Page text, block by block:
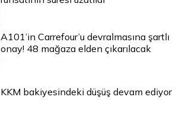
A101’in Carrefour’u devralmasına şartlı
onay! 48 mağaza elden çıkarılacak
KKM bakiyesindeki düşüş devam ediyor